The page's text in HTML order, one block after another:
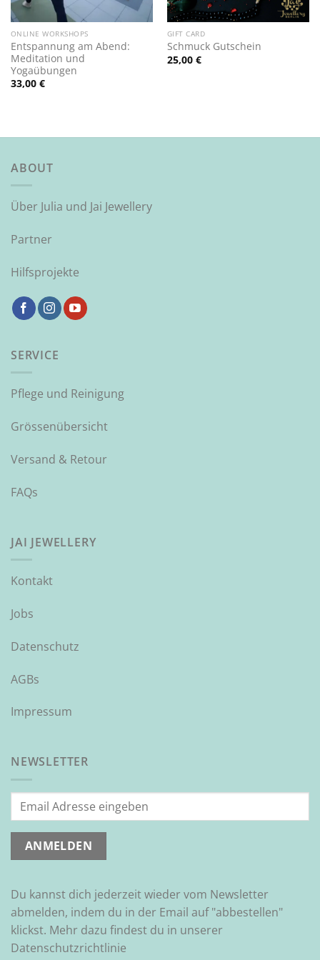
ONLINE WORKSHOPS
Entspannung am Abend:
Meditation und
Yogaübungen
33,00 €
GIFT CARD
Schmuck Gutschein
25,00 €
ABOUT
Über Julia und Jai Jewellery
Partner
Hilfsprojekte
SERVICE
Pflege und Reinigung
Grössenübersicht
Versand & Retour
FAQs
JAI JEWELLERY
Kontakt
Jobs
Datenschutz
AGBs
Impressum
NEWSLETTER
Du kannst dich jederzeit wieder vom Newsletter
abmelden, indem du in der Email auf "abbestellen"
klickst. Mehr dazu findest du in unserer
Datenschutzrichtlinie